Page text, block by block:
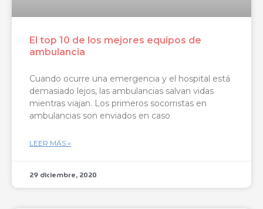
El top 10 de los mejores equipos de
ambulancia
Cuando ocurre una emergencia y el hospital está
demasiado lejos, las ambulancias salvan vidas
mientras viajan. Los primeros socorristas en
ambulancias son enviados en caso
LEER MÁS »
29 diciembre, 2020